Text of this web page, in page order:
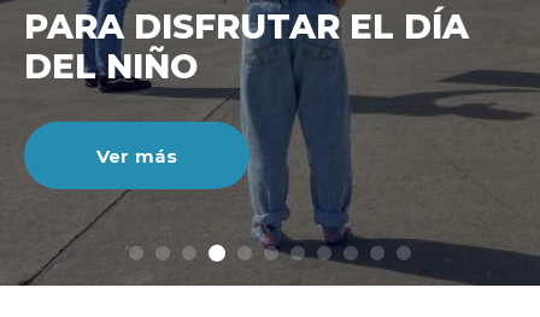
modo claro
CIENTO DURANTE EL MES
DE JULIO
Ver más